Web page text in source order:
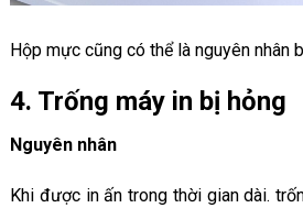
Hộp mực cũng có thể là nguyên nhân
4. Trống máy in bị hỏng
Nguyên nhân
Khi được in ấn trong thời gian dài.